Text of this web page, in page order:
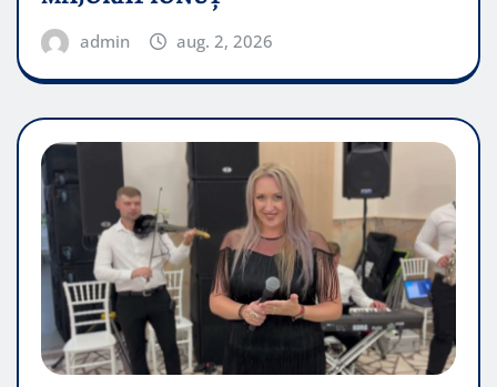
admin aug. 2, 2026